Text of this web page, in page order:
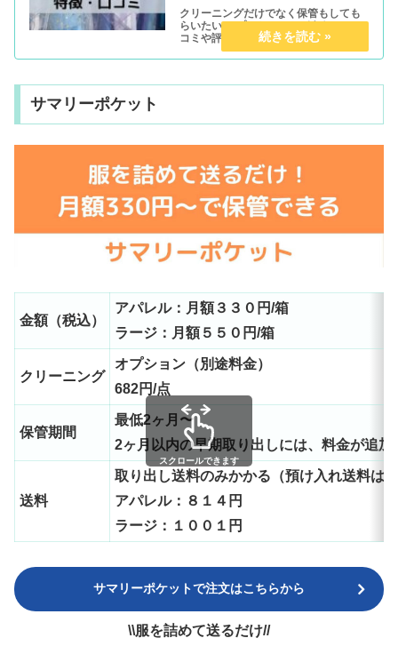
クリーニングだけでなく保管もしても
らいたい。 プロケアってどうなの？ 口
コミや評判も教えて欲しい！ こんな疑
問にお答えします。 本記事の内容 ・プ
ロケアの特徴や口コミ ・他の宅配クリ
いてわかりやすく解説し...
サマリーポケット
金額（税込）
アパレル：月額３３０円/箱
ラージ：月額５５０円/箱
クリーニング
オプション（別途料金）
682円/点
保管期間
最低2ヶ月〜
2ヶ月以内の早期取り出しには、料金が追加
送料
取り出し送料のみかかる（預け入れ送料は
アパレル：８１４円
ラージ：１００１円
スクロールできます
サマリーポケットで注文はこちらから
\\服を詰めて送るだけ//